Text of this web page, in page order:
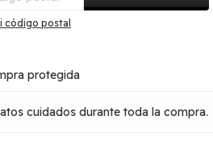
código postal
protegida
cuidados durante toda la compra.